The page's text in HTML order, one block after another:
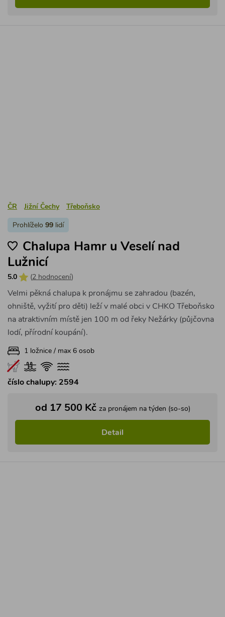
ČR Jižní Čechy Třeboňsko
Prohlíželo 99 lidí
Chalupa Hamr u Veselí nad
Lužnicí
5.0 (2 hodnocení)
Velmi pěkná chalupa k pronájmu se zahradou (bazén,
ohniště, vyžití pro děti) leží v malé obci v CHKO Třeboňsko
na atraktivním místě jen 100 m od řeky Nežárky (půjčovna
lodí, přírodní koupání).
1 ložnice / max 6 osob
číslo chalupy: 2594
od 17 500 Kč za pronájem na týden (so-so)
Detail